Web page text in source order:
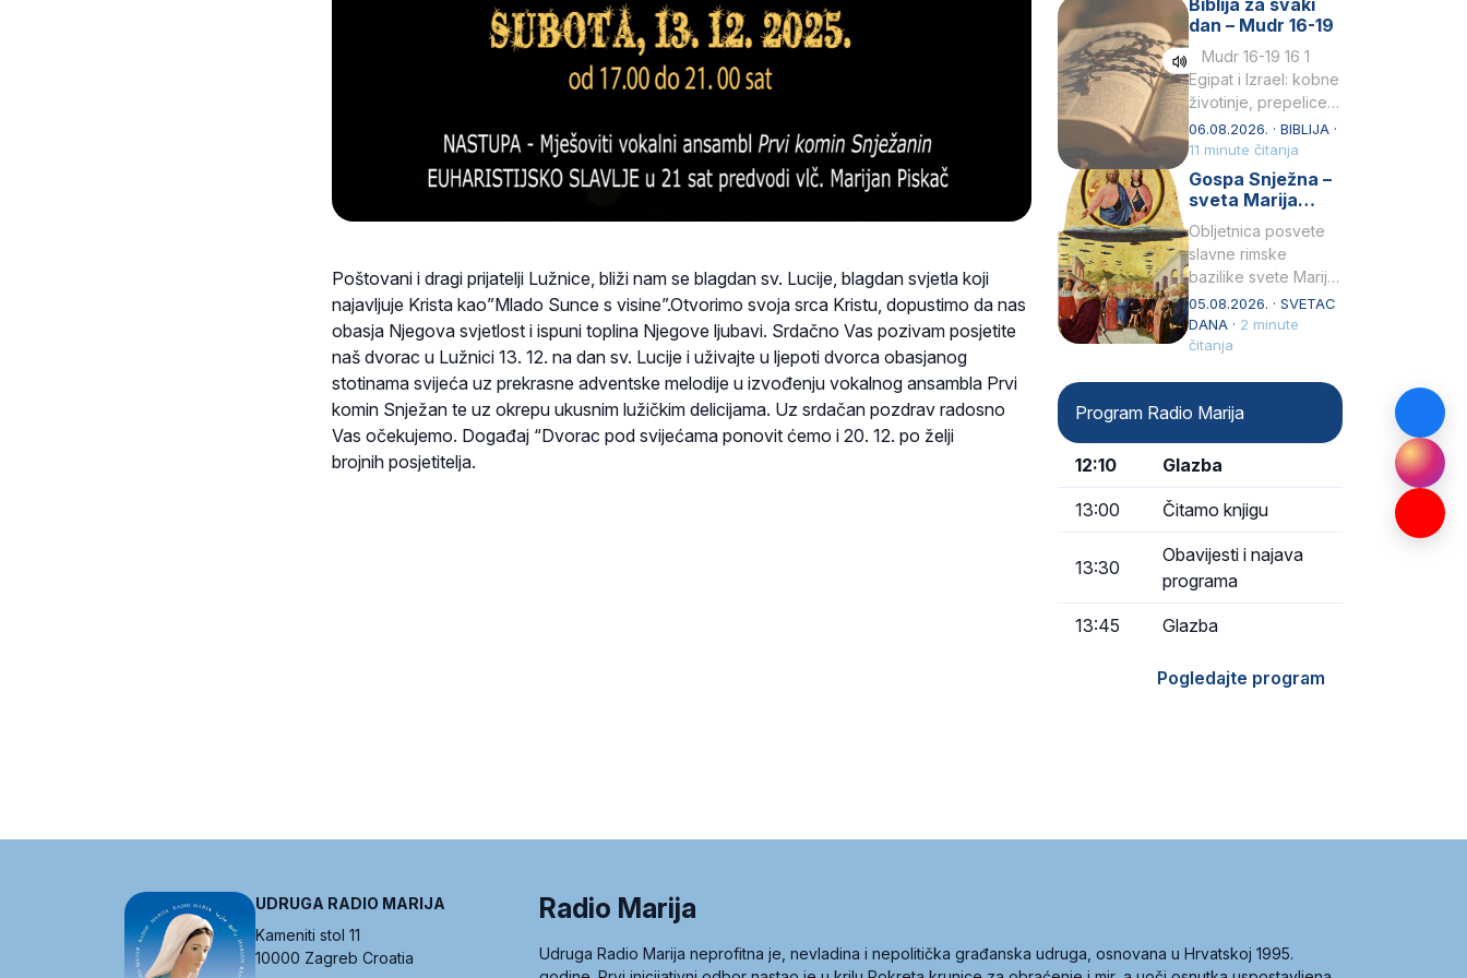
Poštovani i dragi prijatelji Lužnice, bliži nam se blagdan sv. Lucije, blagdan svjetla koji
najavljuje Krista kao”Mlado Sunce s visine”.Otvorimo svoja srca Kristu, dopustimo da nas
obasja Njegova svjetlost i ispuni toplina Njegove ljubavi. Srdačno Vas pozivam posjetite
naš dvorac u Lužnici 13. 12. na dan sv. Lucije i uživajte u ljepoti dvorca obasjanog
stotinama svijeća uz prekrasne adventske melodije u izvođenju vokalnog ansambla Prvi
komin Snježan te uz okrepu ukusnim lužičkim delicijama. Uz srdačan pozdrav radosno
Vas očekujemo. Događaj “Dvorac pod svijećama ponovit ćemo i 20. 12. po želji
brojnih posjetitelja.
Petar u svojoj
drugoj…
Biblija za svaki
dan – Mudr 16-19
Mudr 16-19 16 1
Egipat i Izrael: kobne
životinje, prepelice
Zato bijahu
primjereno kažnjeni
sličnim životinjamai
mučeni mnoštvom
06.08.2026. · BIBLIJA ·
11 minute čitanja
Gospa Snježna –
sveta Marija
Velika, zaštitnica
rimske bazilike
Obljetnica posvete
slavne rimske
bazilike svete Marije
Velike (Santa Maria
Maggiore) u narodu
se slavi kao Gospa
05.08.2026. · SVETAC
DANA · 2 minute
čitanja
Program Radio Marija
12:10 Glazba
13:00 Čitamo knjigu
13:30
Obavijesti i najava
programa
13:45 Glazba
Pogledajte program
UDRUGA RADIO MARIJA
Kameniti stol 11
10000 Zagreb Croatia
Radio Marija
Udruga Radio Marija neprofitna je, nevladina i nepolitička građanska udruga, osnovana u Hrvatskoj 1995.